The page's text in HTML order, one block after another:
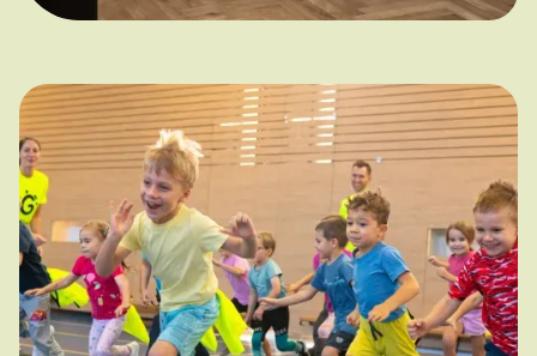
Kareš
Architektura úspěchu
na Instagramu